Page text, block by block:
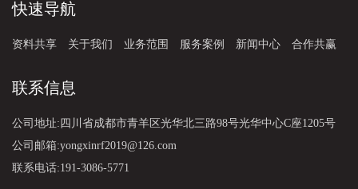
快速导航
资料共享 关于我们 业务范围 服务案例 新闻中心 合作共赢
联系信息
公司地址:四川省成都市青羊区光华北三路98号光华中心C座1205号
公司邮箱:yongxinrf2019@126.com
联系电话:191-3086-5771